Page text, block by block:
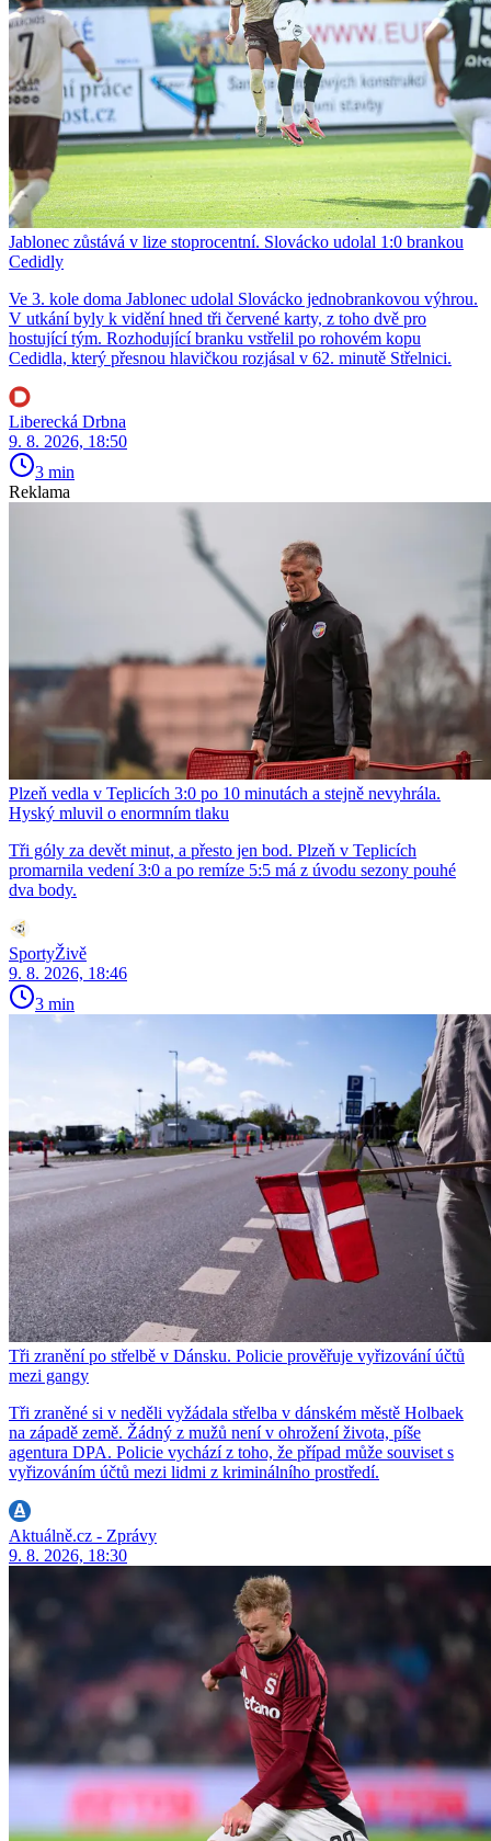
Jablonec zůstává v lize stoprocentní. Slovácko udolal 1:0 brankou
Cedidly
Ve 3. kole doma Jablonec udolal Slovácko jednobrankovou výhrou.
V utkání byly k vidění hned tři červené karty, z toho dvě pro
hostující tým. Rozhodující branku vstřelil po rohovém kopu
Cedidla, který přesnou hlavičkou rozjásal v 62. minutě Střelnici.
Liberecká Drbna
9. 8. 2026, 18:50
3 min
Reklama
Plzeň vedla v Teplicích 3:0 po 10 minutách a stejně nevyhrála.
Hyský mluvil o enormním tlaku
Tři góly za devět minut, a přesto jen bod. Plzeň v Teplicích
promarnila vedení 3:0 a po remíze 5:5 má z úvodu sezony pouhé
dva body.
SportyŽivě
9. 8. 2026, 18:46
3 min
Tři zranění po střelbě v Dánsku. Policie prověřuje vyřizování účtů
mezi gangy
Tři zraněné si v neděli vyžádala střelba v dánském městě Holbaek
na západě země. Žádný z mužů není v ohrožení života, píše
agentura DPA. Policie vychází z toho, že případ může souviset s
vyřizováním účtů mezi lidmi z kriminálního prostředí.
Aktuálně.cz - Zprávy
9. 8. 2026, 18:30